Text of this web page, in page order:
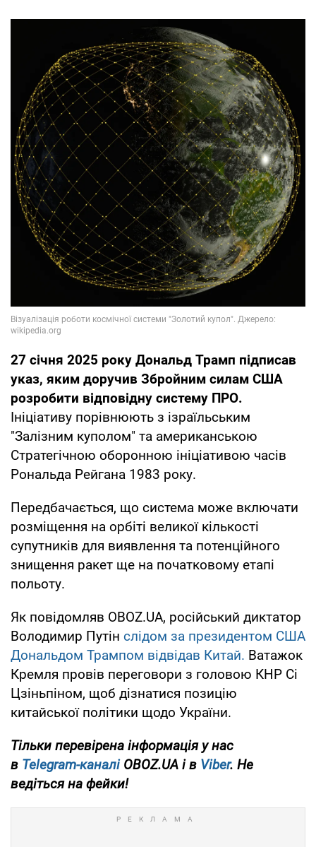
27 січня 2025 року Дональд Трамп підписав
указ, яким доручив Збройним силам США
розробити відповідну систему ПРО.
Ініціативу порівнюють з ізраїльським
"Залізним куполом" та американською
Стратегічною оборонною ініціативою часів
Рональда Рейгана 1983 року.
Передбачається, що система може включати
розміщення на орбіті великої кількості
супутників для виявлення та потенційного
знищення ракет ще на початковому етапі
польоту.
Як повідомляв OBOZ.UA, російський диктатор
Володимир Путін слідом за президентом США
Дональдом Трампом відвідав Китай. Ватажок
Кремля провів переговори з головою КНР Сі
Цзіньпіном, щоб дізнатися позицію
китайської політики щодо України.
Тільки перевірена інформація у нас
в Telegram-каналіOBOZ.UA і в Viber. Не
ведіться на фейки!